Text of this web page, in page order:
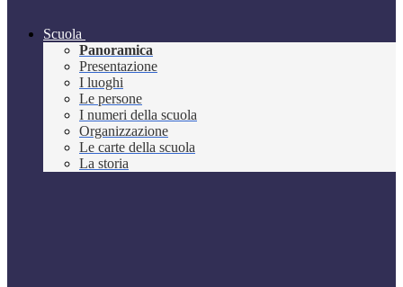
Scuola
Panoramica
Presentazione
I luoghi
Le persone
I numeri della scuola
Organizzazione
Le carte della scuola
La storia